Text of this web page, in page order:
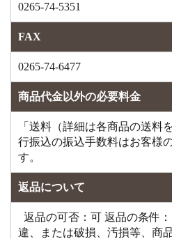
0265-74-5351
FAX
0265-74-6477
商品代金以外の必要料金
「送料（詳細は各商品の送料
行振込の振込手数料はお客様
す。
返品について
返品の可否：可 返品の条件
違、または破損、汚損等、商